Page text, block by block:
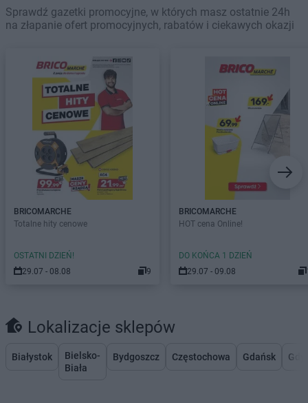
Sprawdź gazetki promocyjne, w których masz ostatnie 24h
na złapanie ofert promocyjnych, rabatów i ciekawych okazji
BRICOMARCHE
Totalne hity cenowe
OSTATNI DZIEŃ!
29.07 - 08.08
9
BRICOMARCHE
HOT cena Online!
DO KOŃCA 1 DZIEŃ
29.07 - 09.08
Lokalizacje sklepów
Białystok
Bielsko-
Biała
Bydgoszcz Częstochowa Gdańsk